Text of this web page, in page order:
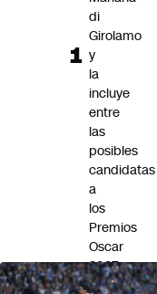
di
Girolamo
y
la
incluye
entre
las
posibles
candidatas
a
los
Premios
Oscar
2027